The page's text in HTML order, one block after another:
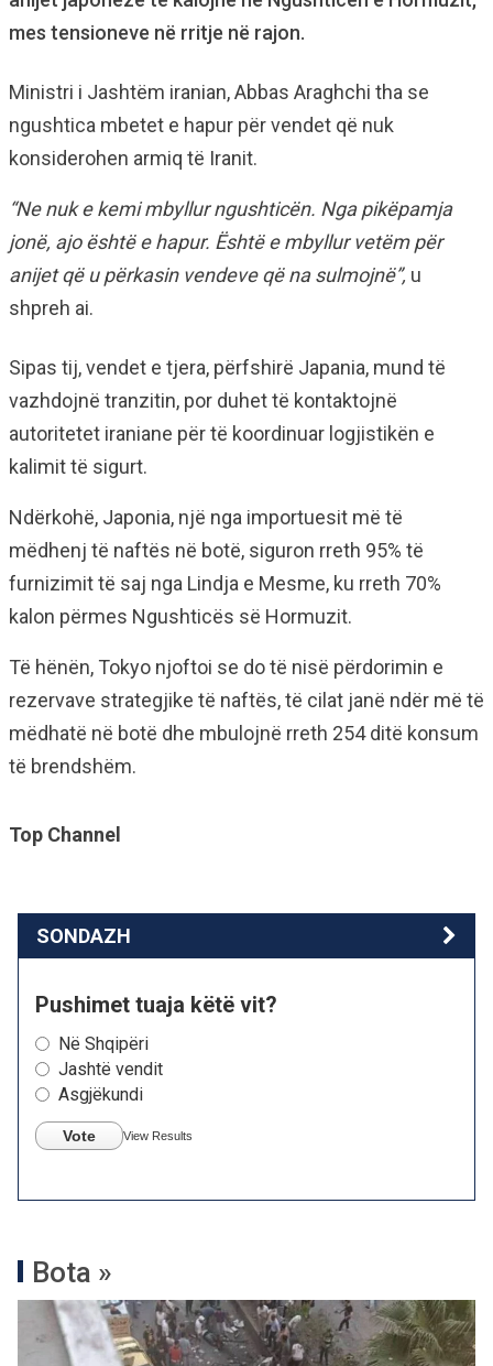
mes tensioneve në rritje në rajon.
Ministri i Jashtëm iranian, Abbas Araghchi tha se
ngushtica mbetet e hapur për vendet që nuk
konsiderohen armiq të Iranit.
“Ne nuk e kemi mbyllur ngushticën. Nga pikëpamja
jonë, ajo është e hapur. Është e mbyllur vetëm për
anijet që u përkasin vendeve që na sulmojnë”, u
shpreh ai.
Sipas tij, vendet e tjera, përfshirë Japania, mund të
vazhdojnë tranzitin, por duhet të kontaktojnë
autoritetet iraniane për të koordinuar logjistikën e
kalimit të sigurt.
Ndërkohë, Japonia, një nga importuesit më të
mëdhenj të naftës në botë, siguron rreth 95% të
furnizimit të saj nga Lindja e Mesme, ku rreth 70%
kalon përmes Ngushticës së Hormuzit.
Të hënën, Tokyo njoftoi se do të nisë përdorimin e
rezervave strategjike të naftës, të cilat janë ndër më të
mëdhatë në botë dhe mbulojnë rreth 254 ditë konsum
të brendshëm.
Top Channel
SONDAZH
Pushimet tuaja këtë vit?
Në Shqipëri
Jashtë vendit
Asgjëkundi
Vote View Results
Bota »